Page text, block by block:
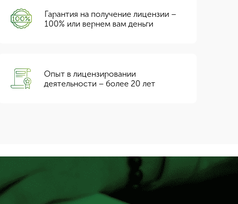
Гарантия на получение лицензии –
100% или вернем вам деньги
Опыт в лицензировании
деятельности – более 20 лет